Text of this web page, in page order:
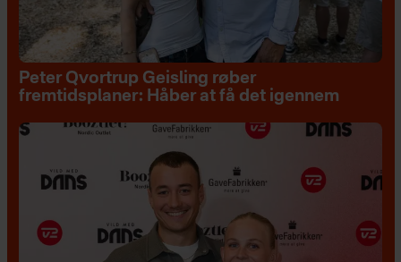
Peter Qvortrup Geisling røber
fremtidsplaner: Håber at få det igennem